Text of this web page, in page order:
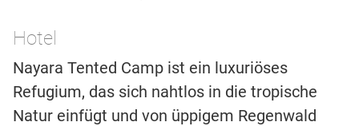
Hotel
Nayara Tented Camp ist ein luxuriöses
Refugium, das sich nahtlos in die tropische
Natur einfügt und von üppigem Regenwald